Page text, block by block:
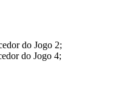
do Jogo 2;
do Jogo 4;